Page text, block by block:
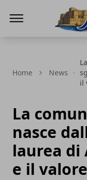
Home News
il
La
nasce
laurea di
e il